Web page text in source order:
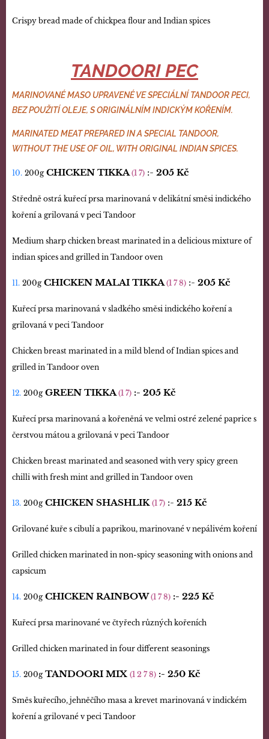
Crispy bread made of chickpea flour and Indian spices
TANDOORI PEC
MARINOVANÉ MASO UPRAVENÉ VE SPECIÁLNÍ TANDOOR PECI,
BEZ POUŽITÍ OLEJE, S ORIGINÁLNÍM INDICKÝM KOŘENÍM.
MARINATED MEAT PREPARED IN A SPECIAL TANDOOR,
WITHOUT THE USE OF OIL, WITH ORIGINAL INDIAN SPICES.
10. 200g CHICKEN TIKKA(1 7) :- 205 Kč
Středně ostrá kuřecí prsa marinovaná v delikátní směsi indického
koření a grilovaná v peci Tandoor
Medium sharp chicken breast marinated in a delicious mixture of
indian spices and grilled in Tandoor oven
11. 200g CHICKEN MALAI TIKKA(1 7 8) :- 205 Kč
Kuřecí prsa marinovaná v sladkého směsi indického koření a
grilovaná v peci Tandoor
Chicken breast marinated in a mild blend of Indian spices and
grilled in Tandoor oven
12. 200g GREEN TIKKA(1 7) :- 205 Kč
Kuřecí prsa marinovaná a kořeněná ve velmi ostré zelené paprice s
čerstvou mátou a grilovaná v peci Tandoor
Chicken breast marinated and seasoned with very spicy green
chilli with fresh mint and grilled in Tandoor oven
13. 200g CHICKEN SHASHLIK (1 7) :- 215 Kč
Grilované kuře s cibulí a paprikou, marinované v nepálivém koření
Grilled chicken marinated in non-spicy seasoning with onions and
capsicum
14. 200g CHICKEN RAINBOW(1 7 8) :- 225 Kč
Kuřecí prsa marinované ve čtyřech různých kořeních
Grilled chicken marinated in four different seasonings
15. 200g TANDOORI MIX (1 2 7 8) :- 250 Kč
Směs kuřecího, jehněčího masa a krevet marinovaná v indickém
koření a grilované v peci Tandoor